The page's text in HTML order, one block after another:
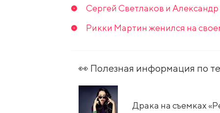
Сергей Светлаков и
Рикки Мартин женился на
👀 Полезная информация по
Драка на съемках